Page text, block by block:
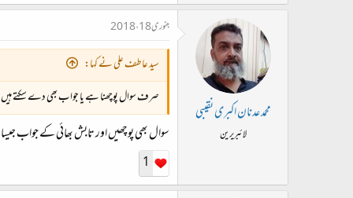
محمد عدنان اکبری نقیبی
لائبریرین
جنوری 18، 2018
سید عاطف علی نے کہا:
صرف سوال پوچھنا ہے یا جواب بھی دے سکتے
سوال بھی پوچھیں اور تابش بھائی کے جواب
1